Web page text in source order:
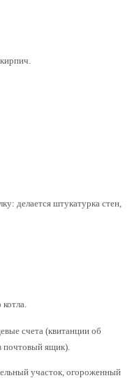
делается штукатурка стен,
счета (квитанции об
почтовый ящик).
участок, огороженный